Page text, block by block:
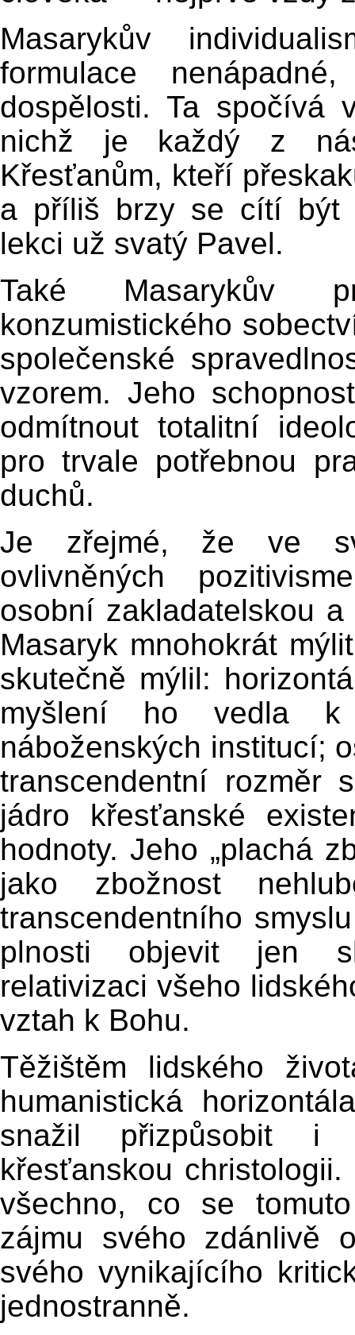
Masarykův
formulace
dospělosti. Ta spočívá
nichž je každý z
Křesťanům, kteří
a příliš brzy se cítí být
lekci už svatý Pavel.
Také Masarykův
konzumistického
společenské
vzorem. Jeho
odmítnout totalitní
pro trvale potřebnou
duchů.
Je zřejmé, že ve
ovlivněných
osobní zakladatelskou
Masaryk mnohokrát
skutečně mýlil:
myšlení ho vedla k
náboženských institucí;
transcendentní rozměr
jádro křesťanské
hodnoty. Jeho „plachá
jako zbožnost
transcendentního
plnosti objevit jen
relativizaci všeho
vztah k Bohu.
Těžištěm lidského
humanistická
snažil přizpůsobit i
křesťanskou
všechno, co se
zájmu svého zdánlivě
svého vynikajícího
jednostranně.